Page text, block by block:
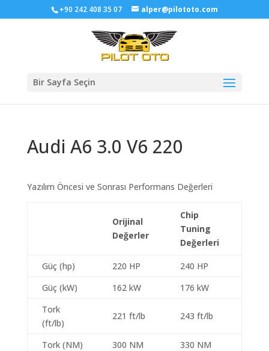
+90 242 408 35 07 alper@pilototo.com
Bir Sayfa Seçin
Audi A6 3.0 V6 220
Yazılım Öncesi ve Sonrası Performans Değerleri
Orijinal
Değerler
Chip
Tuning
Değerleri
Güç (hp) 220 HP
240 HP
Güç (kW)
162 kW
176 kW
Tork
(ft/lb)
221 ft/lb 243 ft/lb
Tork (NM) 300 NM
330 NM